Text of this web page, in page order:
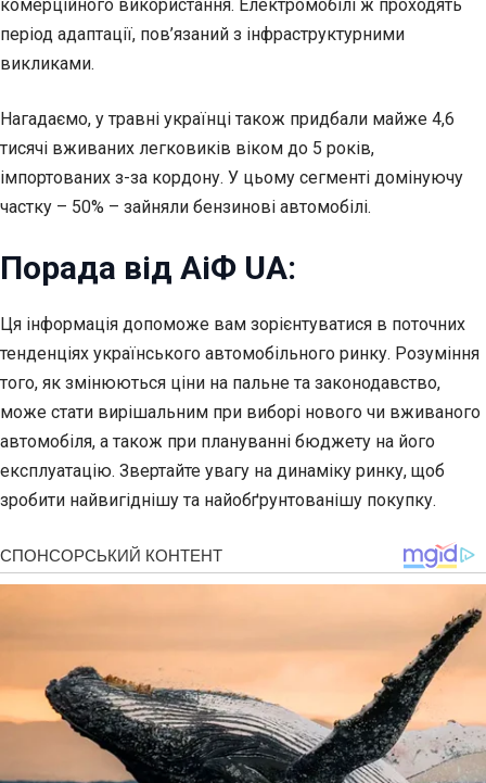
комерційного використання. Електромобілі ж проходять
період адаптації, пов’язаний з інфраструктурними
викликами.
Нагадаємо, у травні українці також придбали майже 4,6
тисячі вживаних легковиків віком до 5 років,
імпортованих з-за кордону. У цьому сегменті домінуючу
частку – 50% – зайняли бензинові автомобілі.
Порада від АіФ UA:
Ця інформація допоможе вам зорієнтуватися в поточних
тенденціях українського автомобільного ринку. Розуміння
того, як змінюються ціни на пальне та законодавство,
може стати вирішальним при виборі нового чи вживаного
автомобіля, а також при плануванні бюджету на його
експлуатацію. Звертайте увагу на динаміку ринку, щоб
зробити найвигіднішу та найобґрунтованішу покупку.